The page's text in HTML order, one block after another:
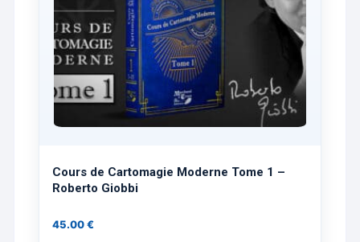
produit
Cours de Cartomagie Moderne Tome 1 –
Roberto Giobbi
45.00€